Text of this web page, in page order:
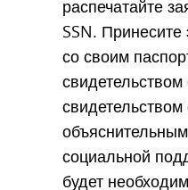
распечатайте
SSN.
со своим
свидетельством
социальной
будет